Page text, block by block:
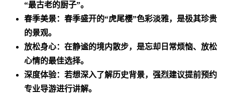
“最古老的厨子”。
春季美景：春季盛开的“虎尾樱”色彩淡雅，是极其珍贵
的景观。
放松身心：在静谧的境内散步，是忘却日常烦恼、放松
心情的最佳选择。
深度体验：若想深入了解历史背景，强烈建议提前预约
专业导游进行讲解。